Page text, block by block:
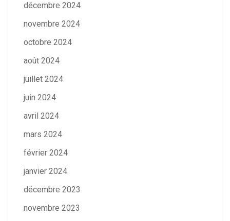
décembre 2024
novembre 2024
octobre 2024
août 2024
juillet 2024
juin 2024
avril 2024
mars 2024
février 2024
janvier 2024
décembre 2023
novembre 2023